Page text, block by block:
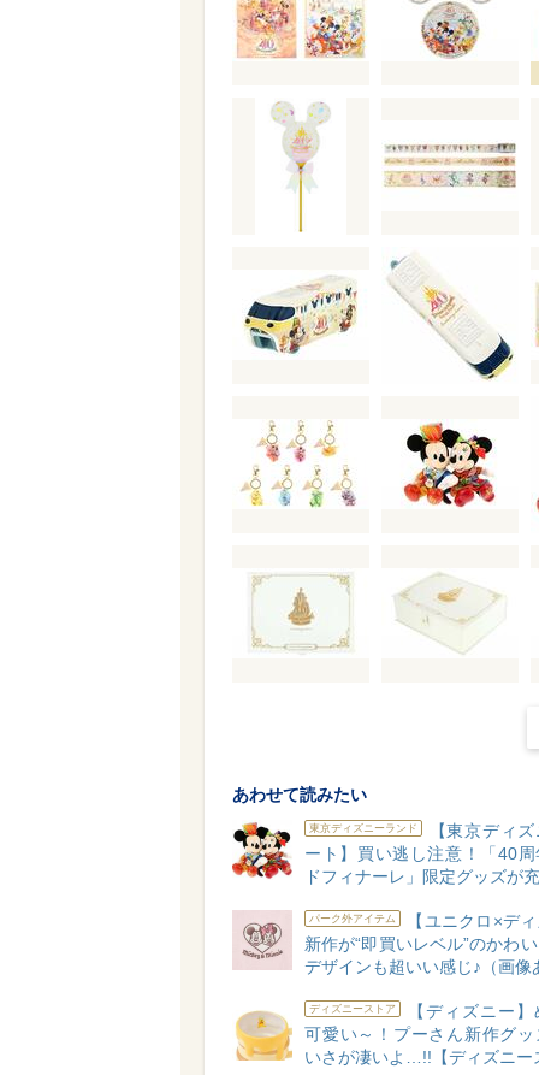
あわせて読みたい
東京ディズニーランド
【東京ディ
ート】買い逃し注意！「40周
ドフィナーレ」限定グッズが
パーク外アイテム
【ユニクロ×ディ
新作が“即買いレベル”のかわ
デザインも超いい感じ♪（画像
ディズニーストア
【ディズニー
可愛い～！プーさん新作グッ
いさが凄いよ…!!【ディズニー